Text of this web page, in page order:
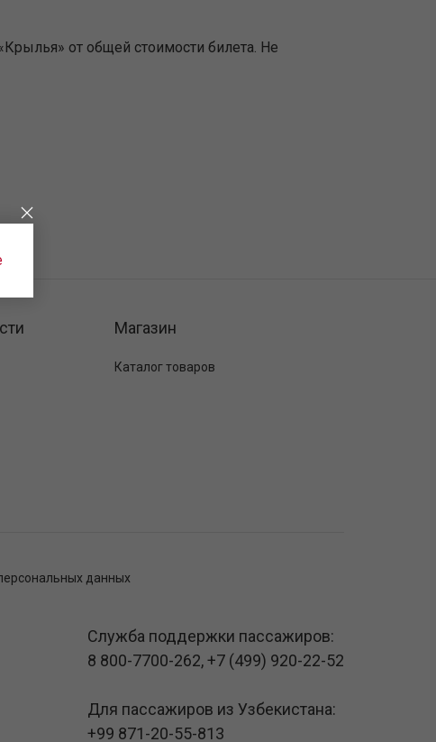
от общей стоимости билета. Не
Магазин
Каталог товаров
данных
Служба поддержки пассажиров:
8 800-7700-262,+7 (499) 920-22-52
Для пассажиров из Узбекистана:
+99 871-20-55-813